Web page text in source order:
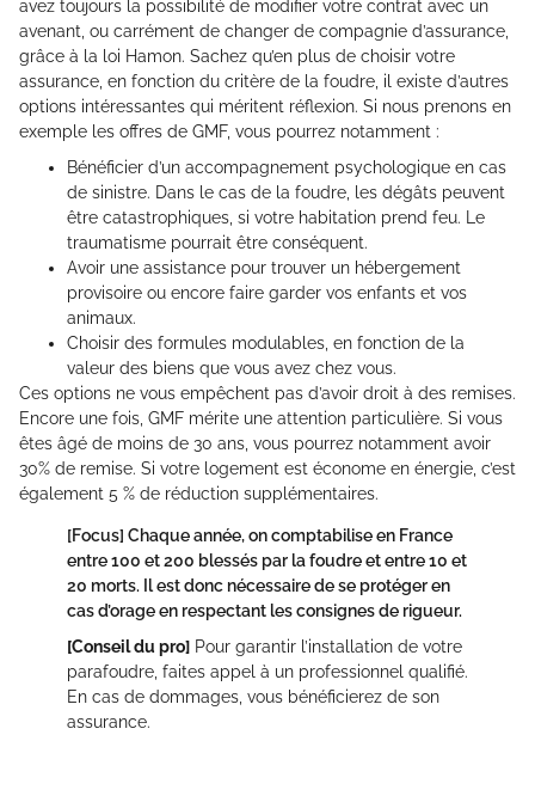
avez toujours la possibilité de modifier votre contrat avec un
avenant, ou carrément de changer de compagnie d’assurance,
grâce à la loi Hamon. Sachez qu’en plus de choisir votre
assurance, en fonction du critère de la foudre, il existe d’autres
options intéressantes qui méritent réflexion. Si nous prenons en
exemple les offres de GMF, vous pourrez notamment :
Bénéficier d’un accompagnement psychologique en cas
de sinistre. Dans le cas de la foudre, les dégâts peuvent
être catastrophiques, si votre habitation prend feu. Le
traumatisme pourrait être conséquent.
Avoir une assistance pour trouver un hébergement
provisoire ou encore faire garder vos enfants et vos
animaux.
Choisir des formules modulables, en fonction de la
valeur des biens que vous avez chez vous.
Ces options ne vous empêchent pas d’avoir droit à des remises.
Encore une fois, GMF mérite une attention particulière. Si vous
êtes âgé de moins de 30 ans, vous pourrez notamment avoir
30% de remise. Si votre logement est économe en énergie, c’est
également 5 % de réduction supplémentaires.
[Focus] Chaque année, on comptabilise en France
entre 100 et 200 blessés par la foudre et entre 10 et
20 morts. Il est donc nécessaire de se protéger en
cas d’orage en respectant les consignes de rigueur.
[Conseil du pro] Pour garantir l’installation de votre
parafoudre, faites appel à un professionnel qualifié.
En cas de dommages, vous bénéficierez de son
assurance.